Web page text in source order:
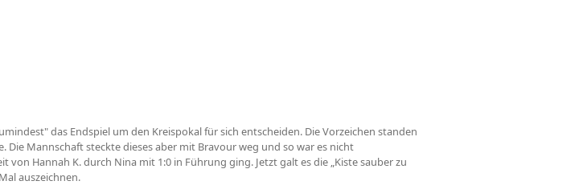
das Endspiel um den Kreispokal für sich entscheiden. Die Vorzeichen standen
Mannschaft steckte dieses aber mit Bravour weg und so war es nicht
Hannah K. durch Nina mit 1:0 in Führung ging. Jetzt galt es die „Kiste sauber zu
auszeichnen.